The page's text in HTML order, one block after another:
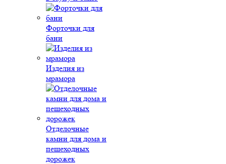
Форточки для
бани
Изделия из
мрамора
Отделочные
камни для дома и
пешеходных
дорожек